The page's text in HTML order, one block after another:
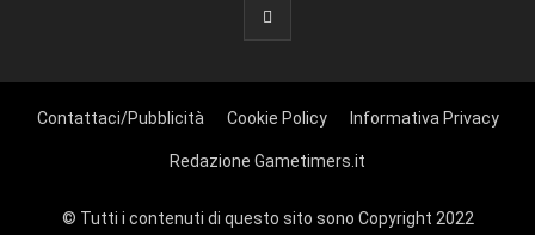
Contattaci/Pubblicità Cookie Policy Informativa Privacy
Redazione Gametimers.it
© Tutti i contenuti di questo sito sono Copyright 2022